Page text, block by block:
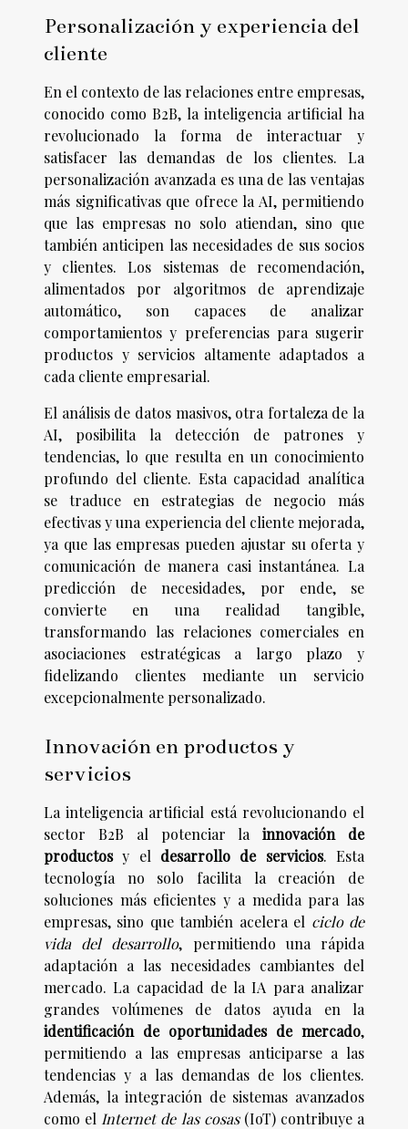
Personalización y experiencia del
cliente
En el contexto de las relaciones entre empresas,
conocido como B2B, la inteligencia artificial ha
revolucionado la forma de interactuar y
satisfacer las demandas de los clientes. La
personalización avanzada es una de las ventajas
más significativas que ofrece la AI, permitiendo
que las empresas no solo atiendan, sino que
también anticipen las necesidades de sus socios
y clientes. Los sistemas de recomendación,
alimentados por algoritmos de aprendizaje
automático, son capaces de analizar
comportamientos y preferencias para sugerir
productos y servicios altamente adaptados a
cada cliente empresarial.
El análisis de datos masivos, otra fortaleza de la
AI, posibilita la detección de patrones y
tendencias, lo que resulta en un conocimiento
profundo del cliente. Esta capacidad analítica
se traduce en estrategias de negocio más
efectivas y una experiencia del cliente mejorada,
ya que las empresas pueden ajustar su oferta y
comunicación de manera casi instantánea. La
predicción de necesidades, por ende, se
convierte en una realidad tangible,
transformando las relaciones comerciales en
asociaciones estratégicas a largo plazo y
fidelizando clientes mediante un servicio
excepcionalmente personalizado.
Innovación en productos y
servicios
La inteligencia artificial está revolucionando el
sector B2B al potenciar lainnovación de
productosy el desarrollo de servicios. Esta
tecnología no solo facilita la creación de
soluciones más eficientes y a medida para las
empresas, sino que también acelera el ciclo de
vida del desarrollo, permitiendo una rápida
adaptación a las necesidades cambiantes del
mercado. La capacidad de la IA para analizar
grandes volúmenes de datos ayuda en la
identificación de oportunidades de mercado,
permitiendo a las empresas anticiparse a las
tendencias y a las demandas de los clientes.
Además, la integración de sistemas avanzados
como el Internet de las cosas(IoT) contribuye a